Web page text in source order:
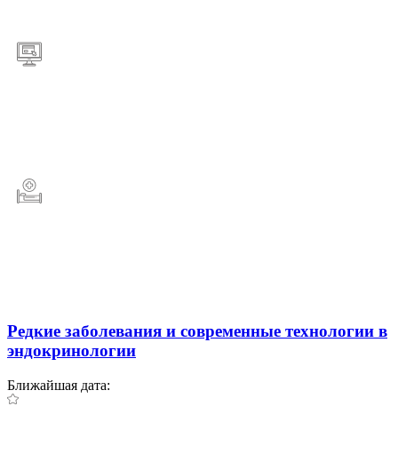
Редкие заболевания и современные технологии в
эндокринологии
Ближайшая дата: